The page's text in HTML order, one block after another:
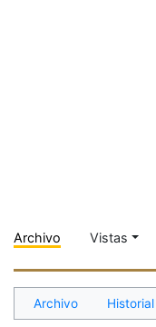
Archivo Vistas
Archivo